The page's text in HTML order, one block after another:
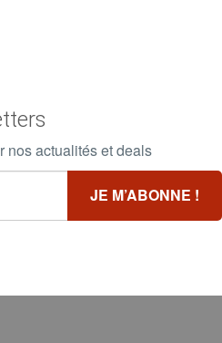
nos actualités et deals